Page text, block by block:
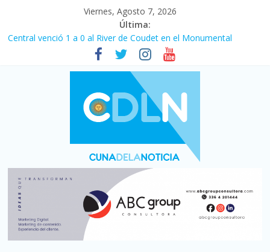
Viernes, Agosto 7, 2026
Última:
Central venció 1 a 0 al River de Coudet en el Monumental
La morosidad alcanzó su nivel más alto en dos décadas y ya
afecta a 400 mil deudores en Santa Fe
Desde que asumió Milei cerraron 41.000 kioscos: el sector
denuncia crisis como en 2001
Vacaciones de invierno con más movimiento y consumo
turístico: 4,6 millones de personas viajaron por el país, un 5,9%
Fuerte caída de la venta de autos usados en julio: bajó un 12,6%